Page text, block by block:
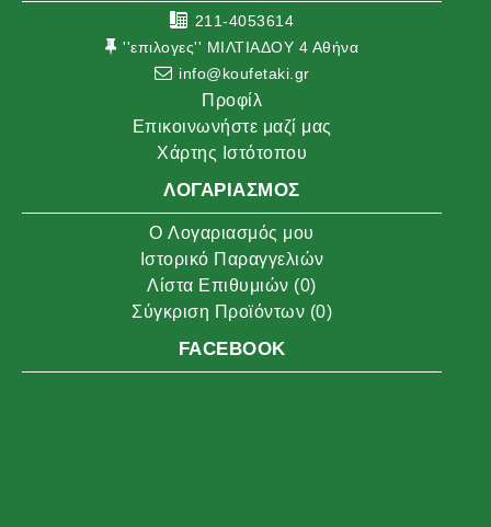
211-4053614
''επιλογες'' ΜΙΛΤΙΑΔΟΥ 4 Αθήνα
info@koufetaki.gr
Προφίλ
Επικοινωνήστε μαζί μας
Χάρτης Ιστότοπου
ΛΟΓΑΡΙΑΣΜΌΣ
O Λογαριασμός μου
Ιστορικό Παραγγελιών
Λίστα Επιθυμιών (0)
Σύγκριση Προϊόντων (0)
FACEBOOK